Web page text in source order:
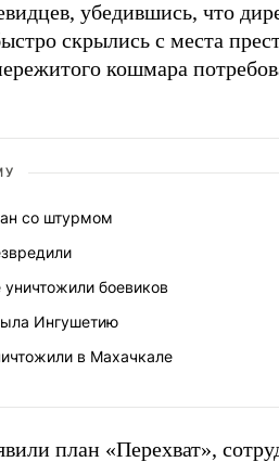
убедившись, что
скрылись с места
кошмара
со штурмом
уничтожили боевиков
Ингушетию
в Махачкале
план «Перехват»,